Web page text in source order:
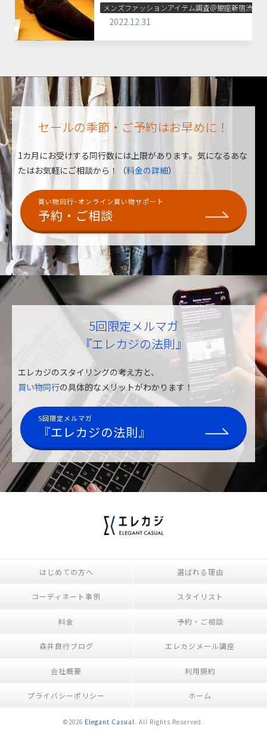
メンズファッションアイテム調査＠銀座新宿渋谷
2022.12.31
セールの季節・ご予約はお早めに！
1カ月にお受けする同行数には上限があります。 気になるあな
たはお気軽にご相談から！（料金の詳細）
買い物同行･オンライン買い物サポート
予約・ご相談
5回限定メルマガ
『エレカジの法則』
エレカジのスタイリングの考え方と、
買い物同行の具体的なメリットがわかります！
5回限定メルマガ
『エレカジの法則』
はじめての方へ 選ばれる理由
コーディネート事例 スタイリスト
料金 予約・ご相談
森井良行ブログ エレカジメール講座
会社概要 利用規約
プライバシーポリシー ホーム
©2026 Elegant Casual . All Rights Reserved.